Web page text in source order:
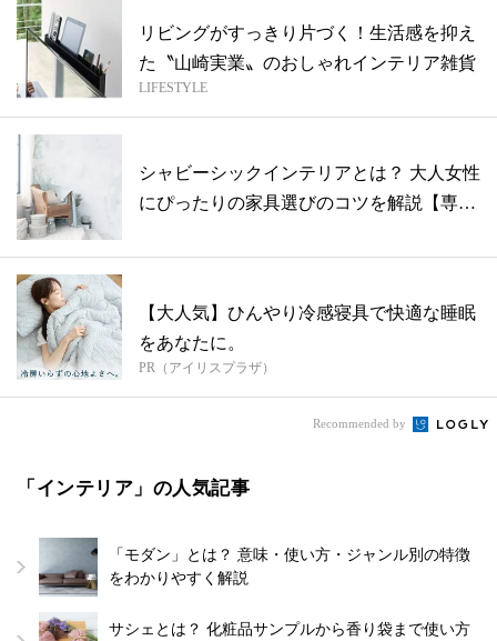
リビングがすっきり片づく！生活感を抑え
た〝山崎実業〟のおしゃれインテリア雑貨
LIFESTYLE
シャビーシックインテリアとは？ 大人女性
にぴったりの家具選びのコツを解説【専門
【大人気】ひんやり冷感寝具で快適な睡眠
をあなたに。
PR（アイリスプラザ）
Recommended by
「インテリア」の人気記事
「モダン」とは？ 意味・使い方・ジャンル別の特徴
をわかりやすく解説
サシェとは？ 化粧品サンプルから香り袋まで使い方